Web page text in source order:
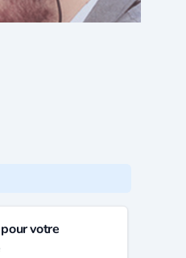
votre